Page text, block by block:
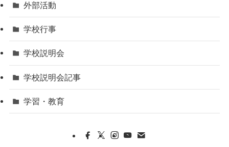
外部活動
学校行事
学校説明会
学校説明会記事
学習・教育